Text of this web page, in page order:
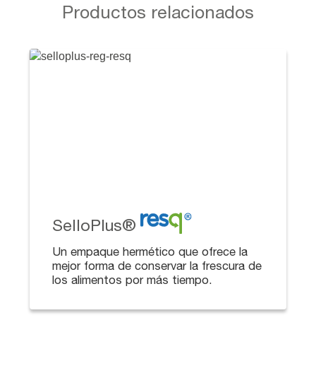
Productos relacionados
SelloPlus®
Un empaque hermético que ofrece la
mejor forma de conservar la frescura de
los alimentos por más tiempo.